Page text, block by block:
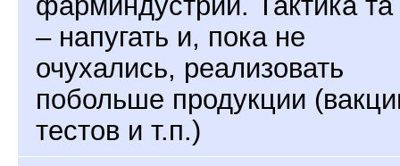
– напугать и, пока не
очухались, реализовать
побольше продукции
тестов и т.п.)